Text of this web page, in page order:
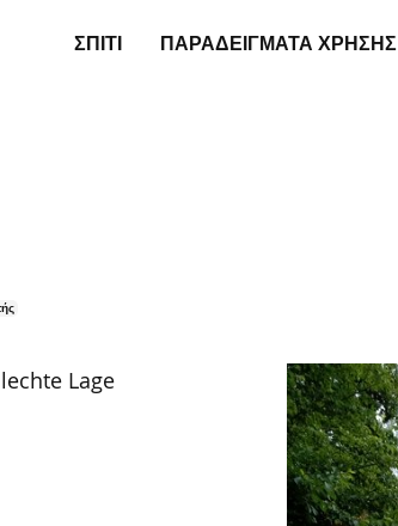
ΣΠΊΤΙ ΠΑΡΑΔΕΊΓΜΑΤΑ ΧΡΉΣΗΣ
Lage